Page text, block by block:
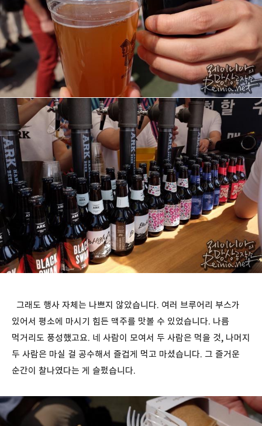
그래도 행사 자체는 나쁘지 않았습니다. 여러 브루어리 부스가
있어서 평소에 마시기 힘든 맥주를 맛볼 수 있었습니다. 나름
먹거리도 풍성했고요. 네 사람이 모여서 두 사람은 먹을 것, 나머지
두 사람은 마실 걸 공수해서 즐겁게 먹고 마셨습니다. 그 즐거운
순간이 찰나였다는 게 슬펐습니다.